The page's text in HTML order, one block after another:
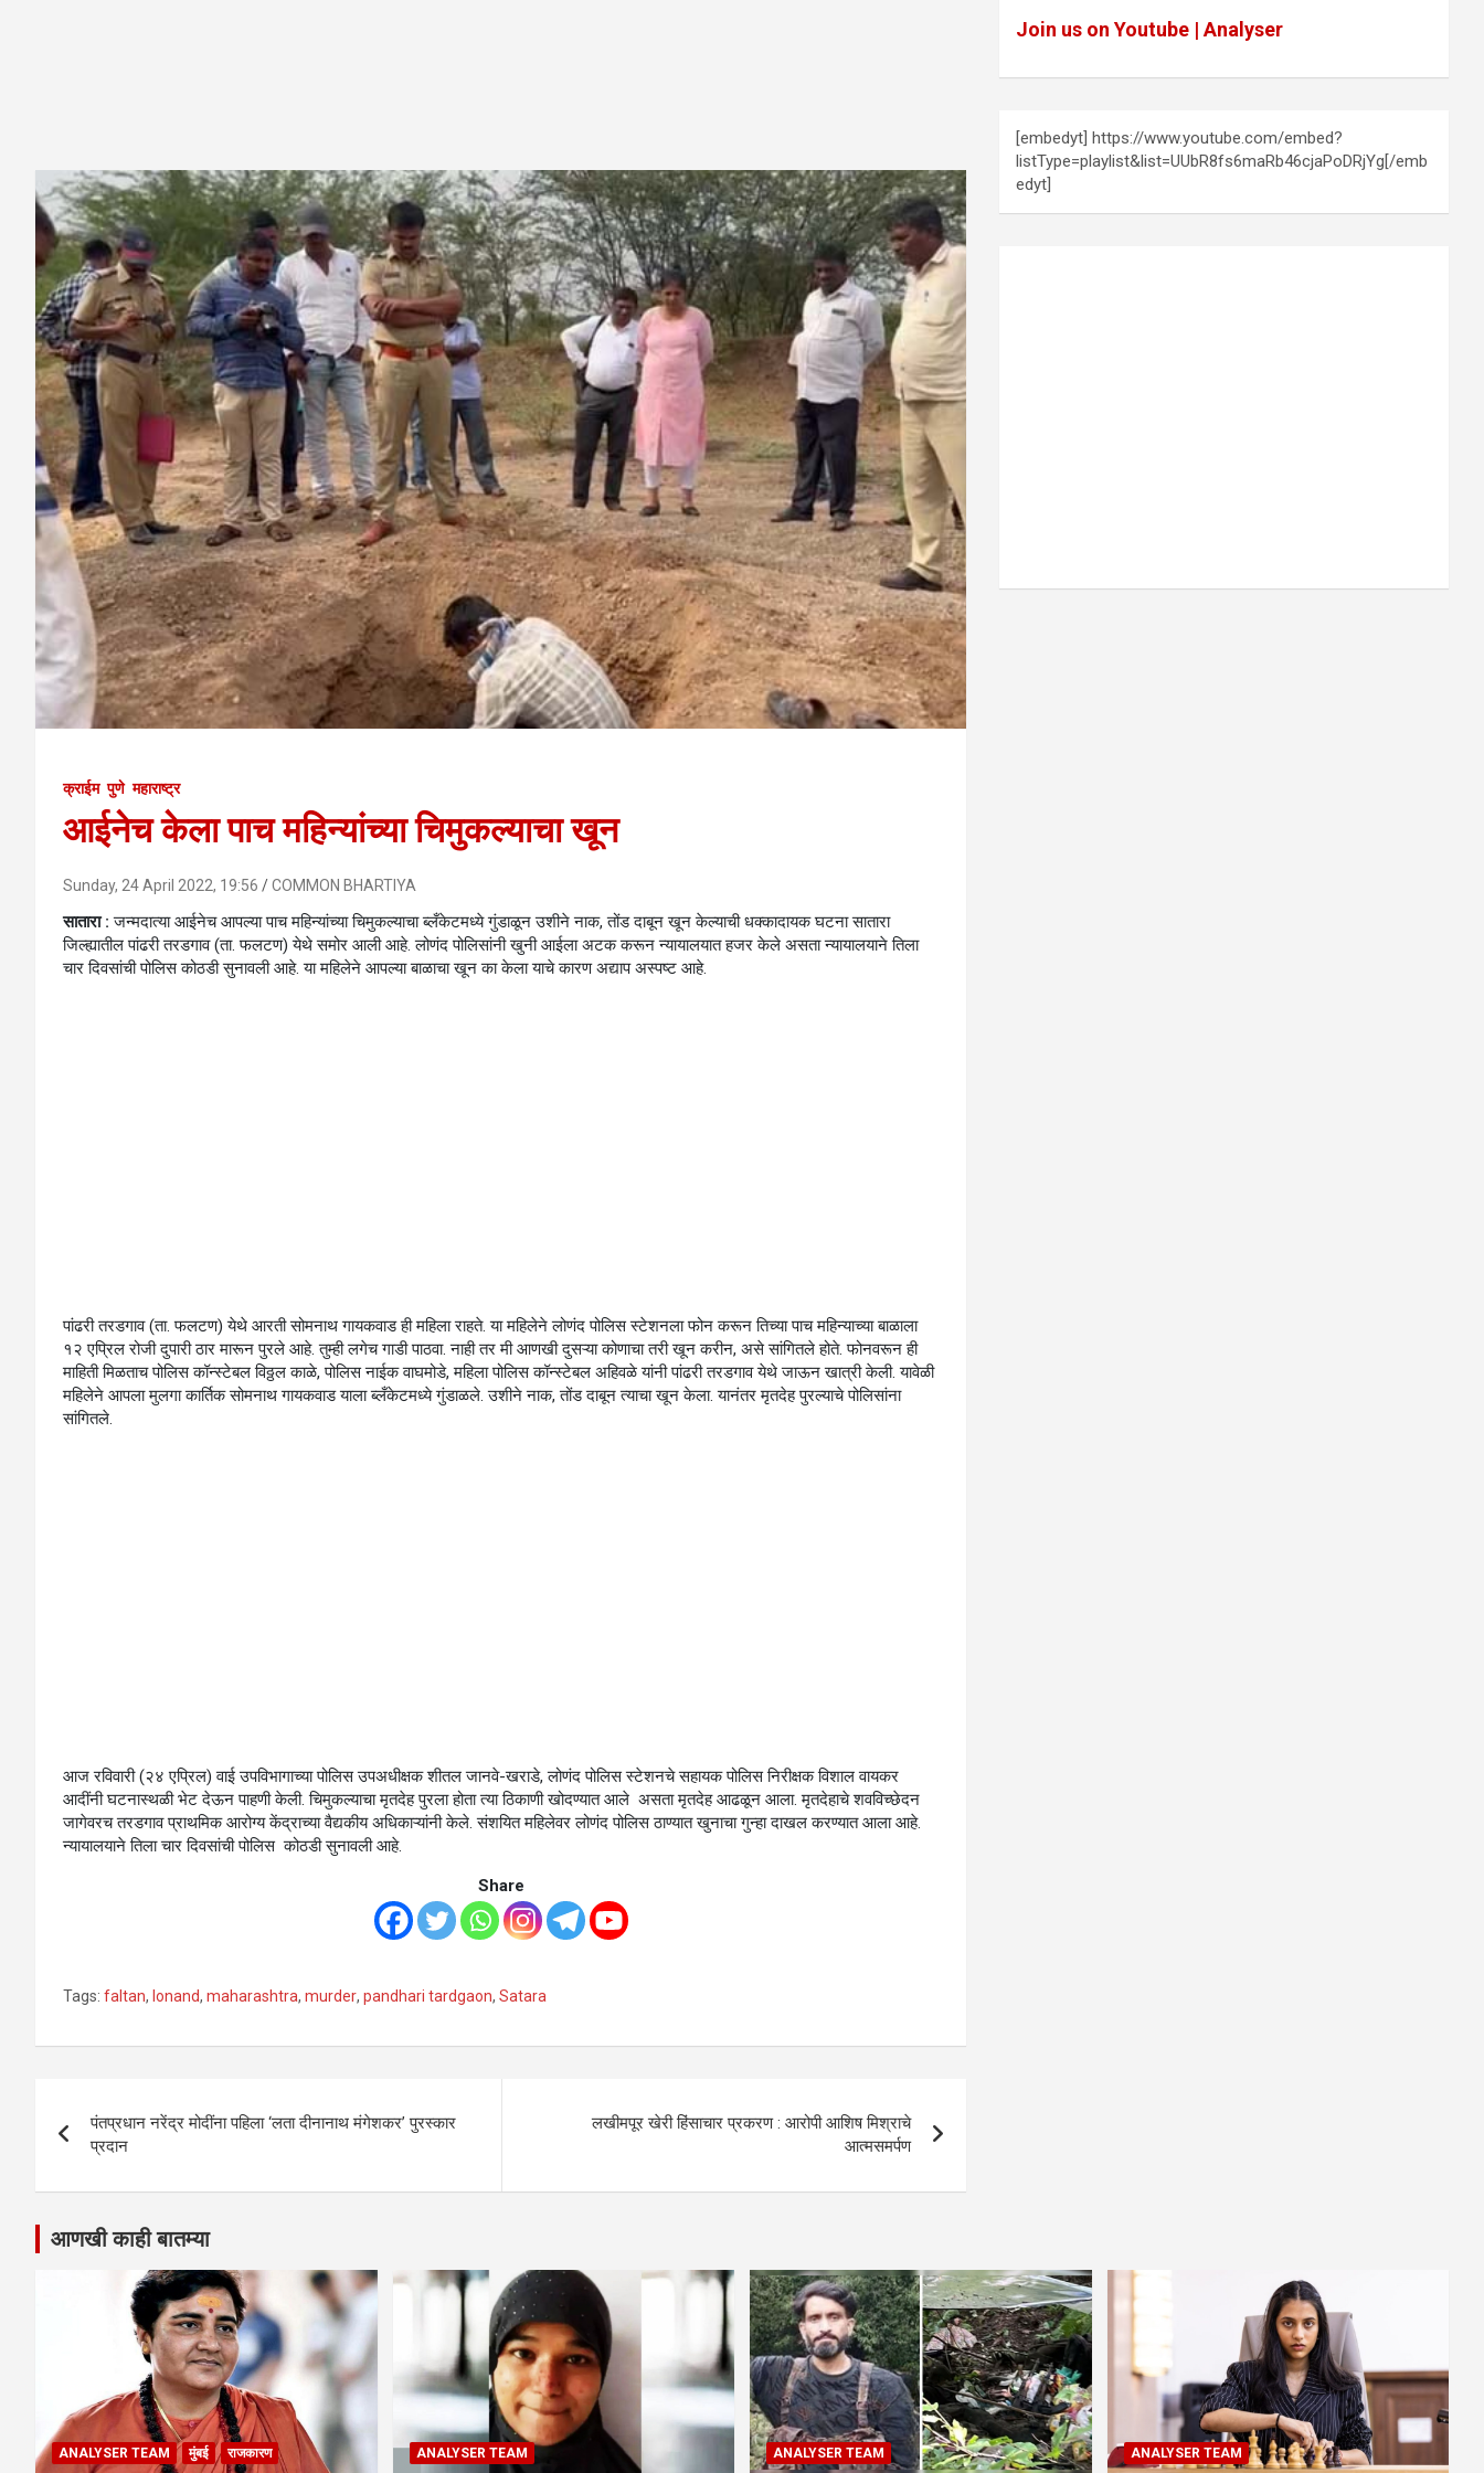
क्राईम पुणे महाराष्ट्र
आईनेच केला पाच महिन्यांच्या चिमुकल्याचा खून
Sunday, 24 April 2022, 19:56 COMMON BHARTIYA
सातारा : जन्मदात्या आईनेच आपल्या पाच महिन्यांच्या चिमुकल्याचा ब्लँकेटमध्ये गुंडाळून उशीने नाक, तोंड दाबून खून केल्याची धक्कादायक घटना सातारा
जिल्ह्यातील पांढरी तरडगाव (ता. फलटण) येथे समोर आली आहे. लोणंद पोलिसांनी खुनी आईला अटक करून न्यायालयात हजर केले असता न्यायालयाने तिला
चार दिवसांची पोलिस कोठडी सुनावली आहे. या महिलेने आपल्या बाळाचा खून का केला याचे कारण अद्याप अस्पष्ट आहे.
पांढरी तरडगाव (ता. फलटण) येथे आरती सोमनाथ गायकवाड ही महिला राहते. या महिलेने लोणंद पोलिस स्टेशनला फोन करून तिच्या पाच महिन्याच्या बाळाला
१२ एप्रिल रोजी दुपारी ठार मारून पुरले आहे. तुम्ही लगेच गाडी पाठवा. नाही तर मी आणखी दुसऱ्या कोणाचा तरी खून करीन, असे सांगितले होते. फोनवरून ही
माहिती मिळताच पोलिस कॉन्स्टेबल विठ्ठल काळे, पोलिस नाईक वाघमोडे, महिला पोलिस कॉन्स्टेबल अहिवळे यांनी पांढरी तरडगाव येथे जाऊन खात्री केली. यावेळी
महिलेने आपला मुलगा कार्तिक सोमनाथ गायकवाड याला ब्लँकेटमध्ये गुंडाळले. उशीने नाक, तोंड दाबून त्‍याचा खून केला. यानंतर मृतदेह पुरल्‍याचे पोलिसांना
सांगितले.
आज रविवारी (२४ एप्रिल) वाई उपविभागाच्या पोलिस उपअधीक्षक शीतल जानवे-खराडे, लोणंद पोलिस स्टेशनचे सहायक पोलिस निरीक्षक विशाल वायकर
आदींनी घटनास्थळी भेट देऊन पाहणी केली. चिमुकल्याचा मृतदेह पुरला होता त्या ठिकाणी खोदण्यात आले असता मृतदेह आढळून आला. मृतदेहाचे शवविच्छेदन
जागेवरच तरडगाव प्राथमिक आरोग्य केंद्राच्या वैद्यकीय अधिकाऱ्यांनी केले. संशयित महिलेवर लोणंद पोलिस ठाण्यात खुनाचा गुन्हा दाखल करण्यात आला आहे.
न्‍यायालयाने तिला चार दिवसांची पोलिस कोठडी सुनावली आहे.
Share
Tags: faltan, lonand, maharashtra, murder, pandhari tardgaon, Satara
navigation
पंतप्रधान नरेंद्र मोदींना पहिला ‘लता दीनानाथ मंगेशकर’ पुरस्कार
प्रदान
लखीमपूर खेरी हिंसाचार प्रकरण : आरोपी आशिष मिश्राचे
आत्मसमर्पण
Join us on Youtube | Analyser
[embedyt] https://www.youtube.com/embed?
listType=playlist&list=UUbR8fs6maRb46cjaPoDRjYg[/emb
edyt]
आणखी काही बातम्या
ANALYSER TEAM मुंबई राजकारण ANALYSER TEAM ANALYSER TEAM ANALYSER TEAM